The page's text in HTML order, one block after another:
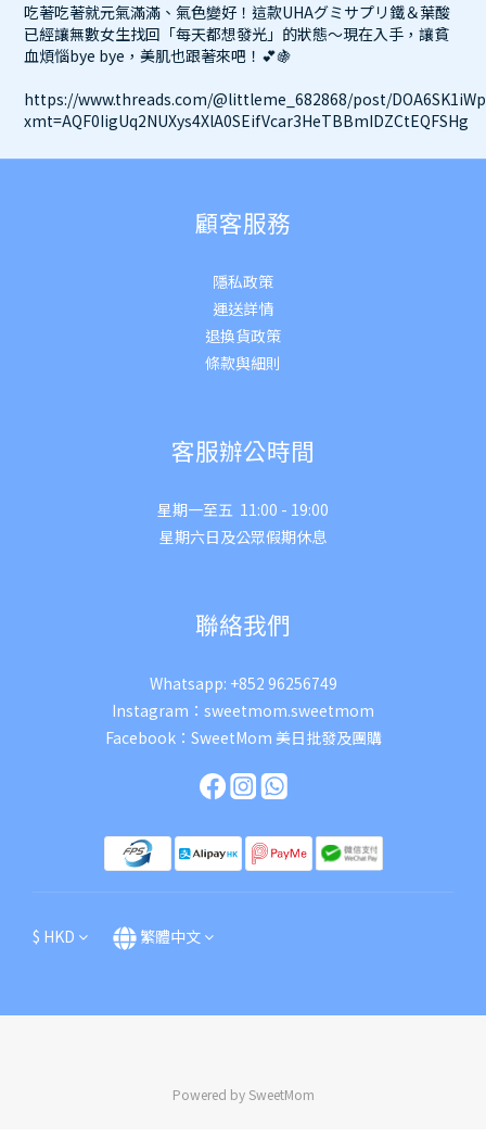
吃著吃著就元氣滿滿、氣色變好！這款UHAグミサプリ鐵＆葉酸
已經讓無數女生找回「每天都想發光」的狀態～現在入手，讓貧
血煩惱bye bye，美肌也跟著來吧！💕🍇
https://www.threads.com/@littleme_682868/post/
xmt=AQF0IigUq2NUXys4XlA0SEifVcar3HeTBBmIDZCtEQFSHg
顧客服務
隱私政策
運送詳情
退換貨政策
條款與細則
客服辦公時間
星期一至五 11:00 - 19:00
星期六日及公眾假期休息
聯絡我們
Whatsapp: +852 96256749
Instagram： sweetmom.sweetmom
Facebook： SweetMom 美日批發及團購
$ HKD 繁體中文
Powered by SweetMom